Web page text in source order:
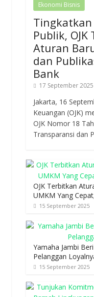
Ekonomi Bisnis
Tingkatkan
Publik,
Aturan
dan
Bank
17 September 2025
Jakarta, 16
Keuangan (OJK)
OJK Nomor 18
Transparansi dan
OJK Terbitkan
UMKM Yang
15 September 2025
Yamaha Jambi
Pelanggan
15 September 2025